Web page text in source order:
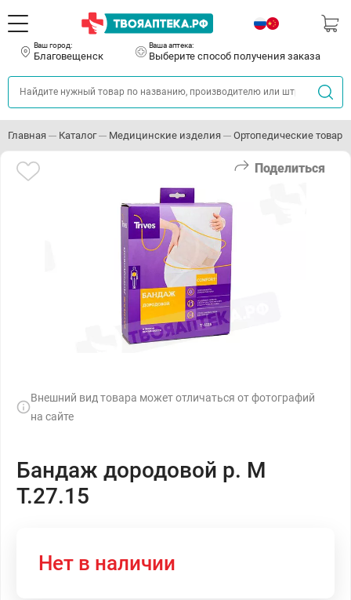
Ваш город:
Благовещенск
Ваша аптека:
Выберите способ получения заказа
Главная Каталог Медицинские изделия Ортопедические товары
Поделиться
Внешний вид товара может отличаться от фотографий
на сайте
Бандаж дородовой р. М
Т.27.15
Нет в наличии